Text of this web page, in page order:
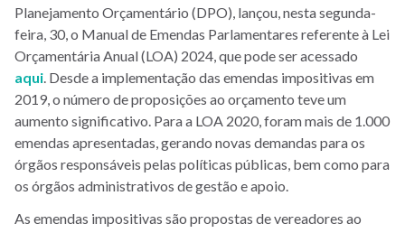
Planejamento Orçamentário (DPO), lançou, nesta segunda-
feira, 30, o Manual de Emendas Parlamentares referente à Lei
Orçamentária Anual (LOA) 2024, que pode ser acessado
aqui . Desde a implementação das emendas impositivas em
2019, o número de proposições ao orçamento teve um
aumento significativo. Para a LOA 2020, foram mais de 1.000
emendas apresentadas, gerando novas demandas para os
órgãos responsáveis pelas políticas públicas, bem como para
os órgãos administrativos de gestão e apoio.
As emendas impositivas são propostas de vereadores ao